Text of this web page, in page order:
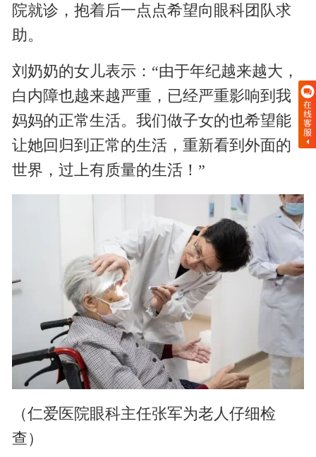
院就诊，抱着后一点点希望向眼科团队求
助。
刘奶奶的女儿表示：“由于年纪越来越大，
白内障也越来越严重，已经严重影响到我
妈妈的正常生活。 我们做子女的也希望能
让她回归到正常的生活，重新看到外面的
世界，过上有质量的生活！ ”
（仁爱医院眼科主任张军为老人仔细检
查）